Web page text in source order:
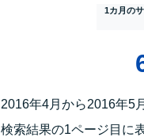
1カ月の
2016年4月から2016年5
検索結果の1ページ目に